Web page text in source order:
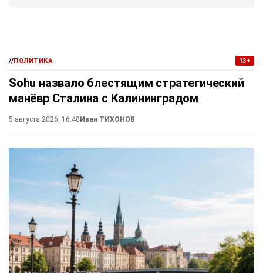
//ПОЛИТИКА 13+
Sohu назвало блестящим стратегический
манёвр Сталина с Калининградом
5 августа 2026, 16:48 Иван ТИХОНОВ